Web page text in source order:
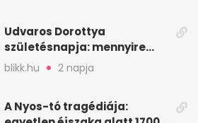
Udvaros Dorottya
születésnapja: mennyire
ismered a filmszerepeit?
blikk.hu 2 napja
A Nyos-tó tragédiája: